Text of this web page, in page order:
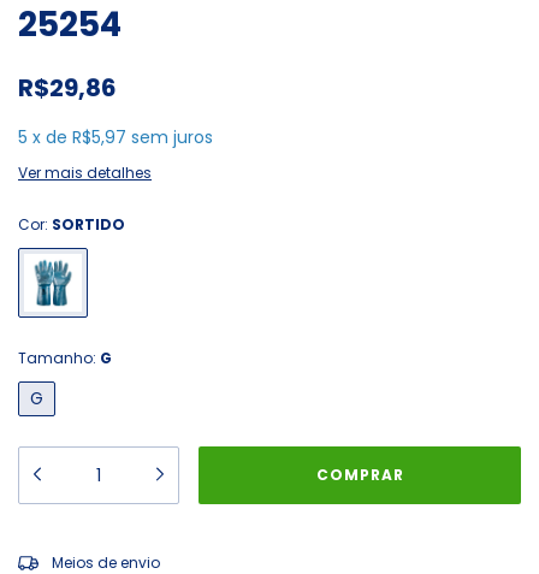
25254
R$29,86
5 x de R$5,97 sem juros
Ver mais detalhes
Cor: SORTIDO
Tamanho: G
G
Entregas para o CEP:
Meios de envio